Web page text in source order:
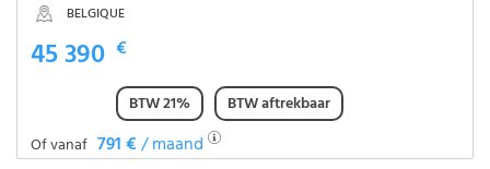
BELGIQUE
45 390 €
BTW 21%
BTW aftrekbaar
Of vanaf 791 €/ maand